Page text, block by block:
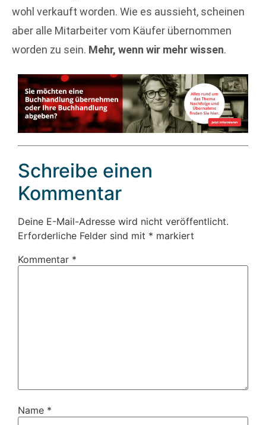
wohl verkauft worden. Wie es aussieht, scheinen
aber alle Mitarbeiter vom Käufer übernommen
worden zu sein. Mehr, wenn wir mehr wissen.
Schreibe einen
Kommentar
Deine E-Mail-Adresse wird nicht veröffentlicht.
Erforderliche Felder sind mit * markiert
Kommentar *
Name *